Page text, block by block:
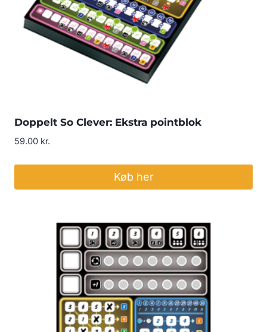
Doppelt So Clever: Ekstra pointblok
59.00 kr.
Køb her